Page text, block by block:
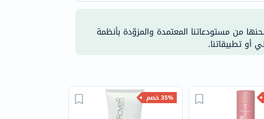
من مستودعاتنا المعتمدة والمزوّدة بأنظمة
أو تطبيقاتنا.
35% خصم